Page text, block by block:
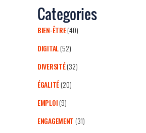
Categories
BIEN-ÊTRE(40)
DIGITAL(52)
DIVERSITÉ(32)
ÉGALITÉ(20)
EMPLOI(9)
ENGAGEMENT(31)